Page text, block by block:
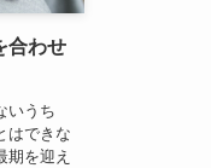
合わせ
いうち
はできな
期を迎え